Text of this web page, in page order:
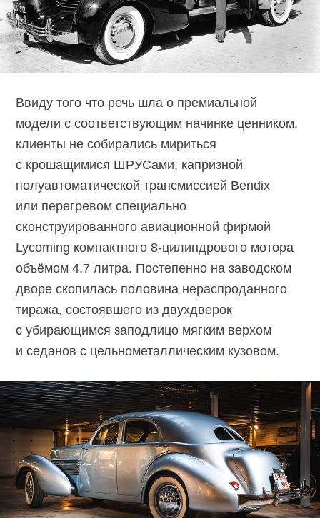
Ввиду того что речь шла о премиальной
модели с соответствующим начинке ценником,
клиенты не собирались мириться
с крошащимися ШРУСами, капризной
полуавтоматической трансмиссией Bendix
или перегревом специально
сконструированного авиационной фирмой
Lycoming компактного8-цилиндрового мотора
объёмом 4.7 литра. Постепенно на заводском
дворе скопилась половина нераспроданного
тиража, состоявшего из двухдверок
с убирающимся заподлицо мягким верхом
и седанов с цельнометаллическим кузовом.